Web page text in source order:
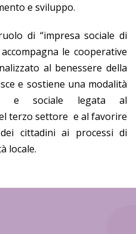
e sviluppo.
di “impresa sociale di
accompagna le cooperative
al benessere della
e sostiene una modalità
e sociale legata al
terzo settore e al favorire
cittadini ai processi di
locale.